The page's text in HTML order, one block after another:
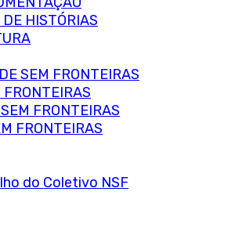
HISTÓRIAS
SEM FRONTEIRAS
FRONTEIRAS
FRONTEIRAS
FRONTEIRAS
do Coletivo NSF